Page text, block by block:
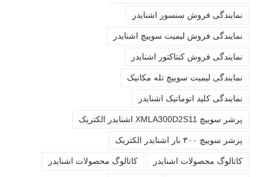
نمایندگی فروش سنسور اشنایدر
نمایندگی فروش لیمیت سوییچ اشنایدر
نمایندگی فروش کنتاکتور اشنایدر
نمایندگی لیمیت سوییچ تله مکانیک
نمایندگی کلید اتوماتیک اشنایدر
پرشر سوییچ XMLA300D2S11 اشنایدر الکتریک
پرشر سوییچ ۳۰۰ بار اشنایدر الکتریک
کاتالوگ محصولات اشنايدر کاتالوگ محصولات اشنایدر